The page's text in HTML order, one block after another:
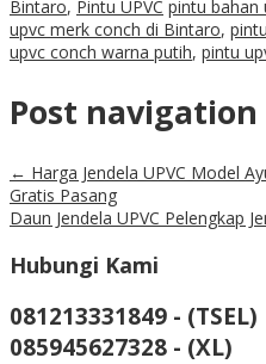
Bintaro, Pintu UPVC pintu bahan
upvc merk conch di Bintaro,
upvc conch warna putih, pintu
Post navigation
← Harga Jendela UPVC Model
Gratis Pasang
Daun Jendela UPVC Pelengkap
Hubungi Kami
081213331849 - (TSEL)
085945627328 - (XL)